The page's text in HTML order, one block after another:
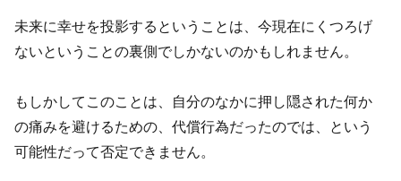
未来に幸せを投影するということは、今現在にくつろげ
ないということの裏側でしかないのかもしれません。
もしかしてこのことは、自分のなかに押し隠された何か
の痛みを避けるための、代償行為だったのでは、という
可能性だって否定できません。